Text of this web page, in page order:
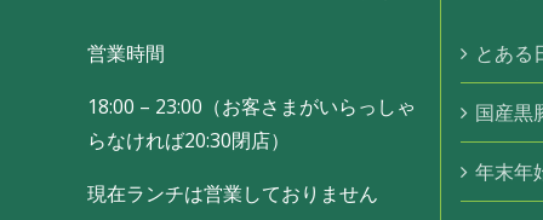
営業時間
18:00 – 23:00（お客さまがいらっしゃ
らなければ20:30閉店）
現在ランチは営業しておりません
とある
国産黒
年末年